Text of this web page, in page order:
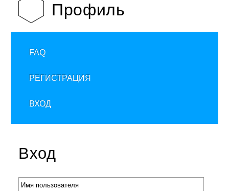
Профиль
FAQ
РЕГИСТРАЦИЯ
ВХОД
Вход